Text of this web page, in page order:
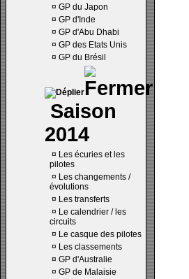
¤ GP du Japon
¤ GP d'Inde
¤ GP d'Abu Dhabi
¤ GP des Etats Unis
¤ GP du Brésil
Saison
2014
¤ Les écuries et les
pilotes
¤ Les changements /
évolutions
¤ Les transferts
¤ Le calendrier / les
circuits
¤ Le casque des pilotes
¤ Les classements
¤ GP d'Australie
¤ GP de Malaisie